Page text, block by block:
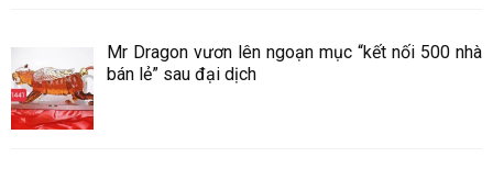
Mr Dragon vươn lên ngoạn mục “kết nối 500 nhà
bán lẻ” sau đại dịch